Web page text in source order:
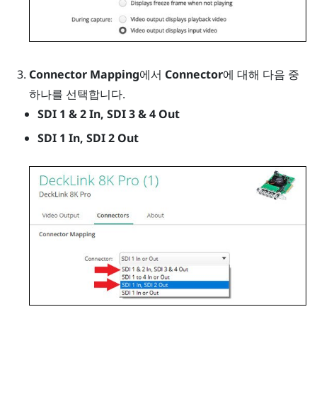
Connector Mapping에서 Connector에 대해 다음 중
하나를 선택합니다.
SDI 1 & 2 In, SDI 3 & 4 Out
SDI 1 In, SDI 2 Out